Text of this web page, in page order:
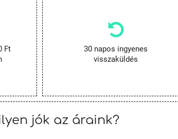
Ft
30 napos ingyenes
visszaküldés
jók az áraink?